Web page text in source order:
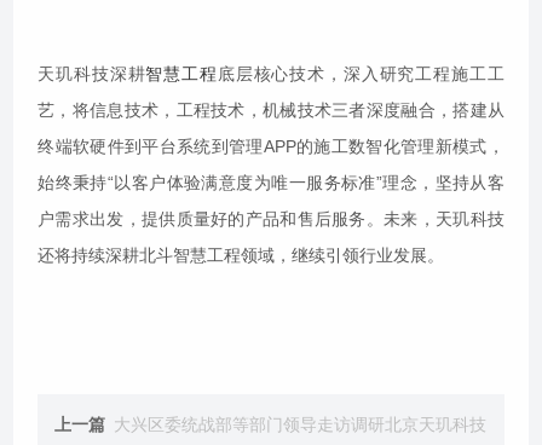
天玑科技深耕智慧工程 底层核心技术，深入研究工程施工工
艺，将信息技术，工程技术，机械技术三者深度融合，搭建从
终端软硬件到平台系统到管理APP的施工数智化管理新模式，
始终秉持“以客户体验满意度为唯一服务标准”理念，坚持从客
户需求出发，提供质量好的产品和售后服务。未来，天玑科技
还将持续深耕北斗智慧工程领域，继续引领行业发展。
上一篇 大兴区委统战部等部门领导走访调研北京天玑科技